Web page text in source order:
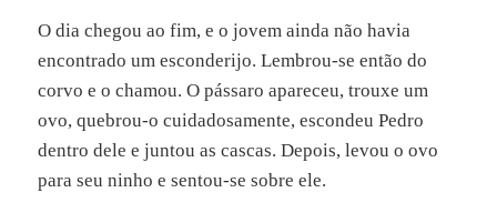
O dia chegou ao fim, e o jovem ainda não havia
encontrado um esconderijo. Lembrou-se então do
corvo e o chamou. O pássaro apareceu, trouxe um
ovo, quebrou-o cuidadosamente, escondeu Pedro
dentro dele e juntou as cascas. Depois, levou o ovo
para seu ninho e sentou-se sobre ele.